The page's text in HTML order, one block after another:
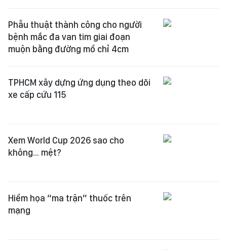
Phẫu thuật thành công cho người
bệnh mắc đa van tim giai đoạn
muộn bằng đường mổ chỉ 4cm
TPHCM xây dựng ứng dụng theo dõi
xe cấp cứu 115
Xem World Cup 2026 sao cho
không... mệt?
Hiểm họa “ma trận” thuốc trên
mạng